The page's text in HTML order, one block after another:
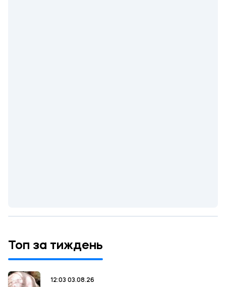
Топ за тиждень
12:03 03.08.26